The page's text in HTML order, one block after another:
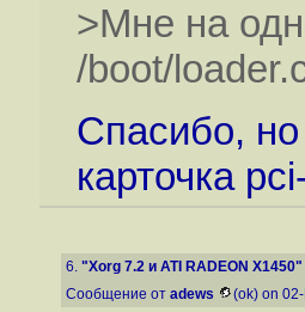
>Мне на
/boot/
Спасибо,
карточка
6. "Xorg 7.2 и ATI RADEON X1450"
Сообщение от adews (ok) on